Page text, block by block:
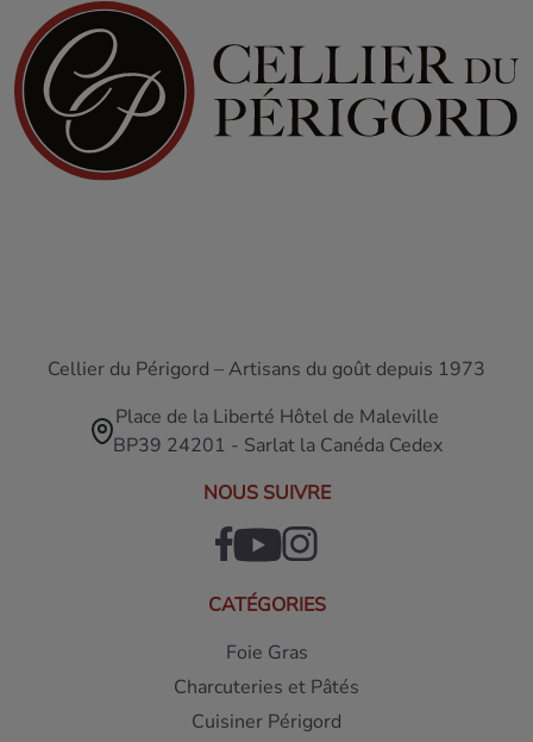
Cellier du Périgord – Artisans du goût depuis 1973
Place de la Liberté Hôtel de Maleville
BP39 24201 - Sarlat la Canéda Cedex
NOUS SUIVRE
CATÉGORIES
Foie Gras
Charcuteries et Pâtés
Cuisiner Périgord